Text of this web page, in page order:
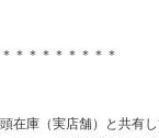
＊＊＊＊＊＊＊＊
在庫（実店舗）と共有し